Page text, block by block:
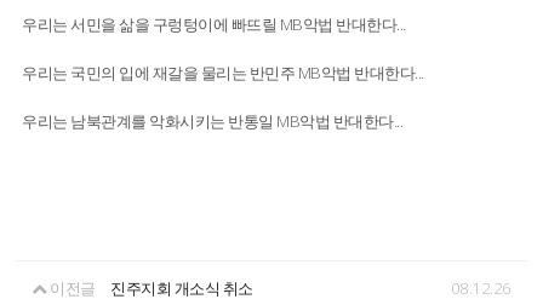
우리는 서민을 삶을 구렁텅이에 빠뜨릴 MB악법 반대한다...
우리는 국민의 입에 재갈을 물리는 반민주 MB악법 반대한다...
우리는 남북관계를 악화시키는 반통일 MB악법 반대한다...
이전글 진주지회 개소식 취소 08.12.26